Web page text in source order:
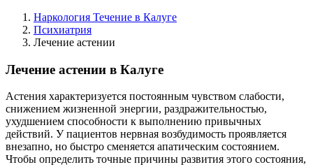
Наркология Течение в Калуге
Психиатрия
Лечение астении
Лечение астении в Калуге
Астения характеризуется постоянным чувством слабости,
снижением жизненной энергии, раздражительностью,
ухудшением способности к выполнению привычных
действий. У пациентов нервная возбудимость проявляется
внезапно, но быстро сменяется апатическим состоянием.
Чтобы определить точные причины развития этого состояния,